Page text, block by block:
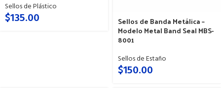
Sellos de Plástico
$135.00 Sellos de Banda Metálica –
Modelo Metal Band Seal MBS-
8001
Sellos de Estaño
$150.00